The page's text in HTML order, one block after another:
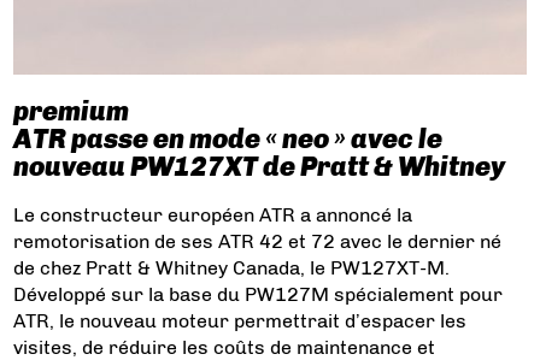
premium
ATR passe en mode « neo » avec le
nouveau PW127XT de Pratt & Whitney
Le constructeur européen ATR a annoncé la
remotorisation de ses ATR 42 et 72 avec le dernier né
de chez Pratt & Whitney Canada, le PW127XT-M.
Développé sur la base du PW127M spécialement pour
ATR, le nouveau moteur permettrait d’espacer les
visites, de réduire les coûts de maintenance et